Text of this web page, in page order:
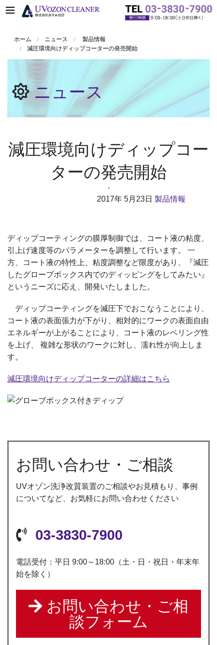
ホーム ニュース
製品情報
減圧環境向けディップコーターの発売開始
ニュース
減圧環境向けディップコー
ターの発売開始
`
2017年 5月23日 製品情報
ディップコーティングの膜厚制御では、コート液の粘度、
引上げ速度等のパラメーターを調整して行います。 一
方、コート液の特性上、粘度調整など限度があり、『減圧
したグローブボックス内でのディッピングをしてみたい』
というニーズに応え、開発いたしました。
ディップコーティングを減圧下でおこなうことにより、
コート液の表面張力が下がり、相対的にワークの表面自由
エネルギーが上がることにより、コート液のレベリング性
を上げ、 複雑な形状のワークに対し、濡れ性が向上しま
す。
減圧環境向けディップコーターの詳細はこちら
お問い合わせ・ご相談
UVオゾン洗浄改質装置のご相談やお見積もり、事例
についてなど、お気軽にお問い合わせください
03-3830-7900
電話受付：平日 9:00～18:00（土・日・祝日・年末年
始を除く）
お問い合わせ・ご相
談フォーム